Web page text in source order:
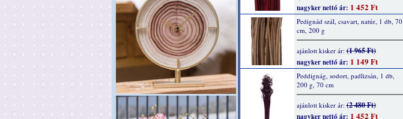
nagyker nettó ár: 1 452 Ft
Pedignád szál, csavart, natúr, 1 db, 70
cm, 200 g
ajánlott kisker ár:(1 965 Ft)
nagyker nettó ár: 1 149 Ft
Peddignág, sodort, padlizsán, 1 db,
200 g, 70 cm
ajánlott kisker ár:(2 480 Ft)
nagyker nettó ár: 1 452 Ft